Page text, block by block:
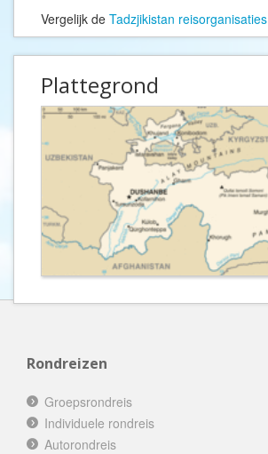
Vergelijk de Tadzjikistan reisorganisaties
Plattegrond
Rondreizen
Groepsrondreis
Individuele rondreis
Autorondreis